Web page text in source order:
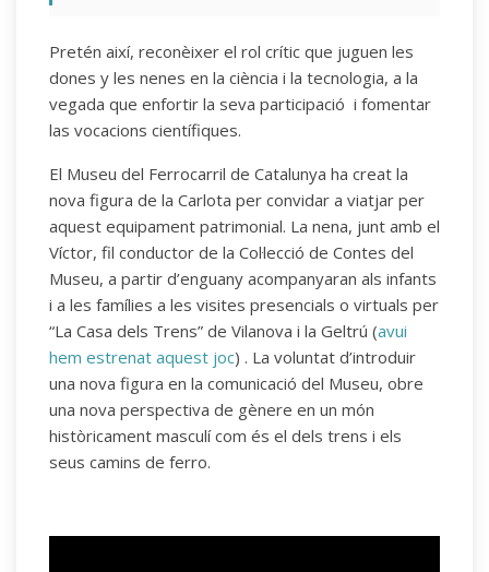
Pretén així, reconèixer el rol crític que juguen les
dones y les nenes en la ciència i la tecnologia, a la
vegada que enfortir la seva participació i fomentar
las vocacions científiques.
El Museu del Ferrocarril de Catalunya ha creat la
nova figura de la Carlota per convidar a viatjar per
aquest equipament patrimonial. La nena, junt amb el
Víctor, fil conductor de la Col·lecció de Contes del
Museu, a partir d’enguany acompanyaran als infants
i a les famílies a les visites presencials o virtuals per
“La Casa dels Trens” de Vilanova i la Geltrú (avui
hem estrenat aquest joc) . La voluntat d’introduir
una nova figura en la comunicació del Museu, obre
una nova perspectiva de gènere en un món
històricament masculí com és el dels trens i els
seus camins de ferro.